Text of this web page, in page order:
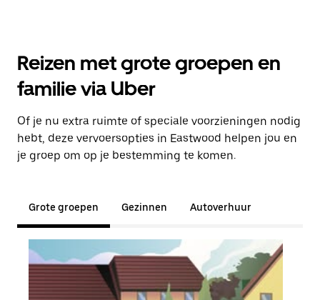
Reizen met grote groepen en
familie via Uber
Of je nu extra ruimte of speciale voorzieningen nodig
hebt, deze vervoersopties in Eastwood helpen jou en
je groep om op je bestemming te komen.
Grote groepen Gezinnen Autoverhuur